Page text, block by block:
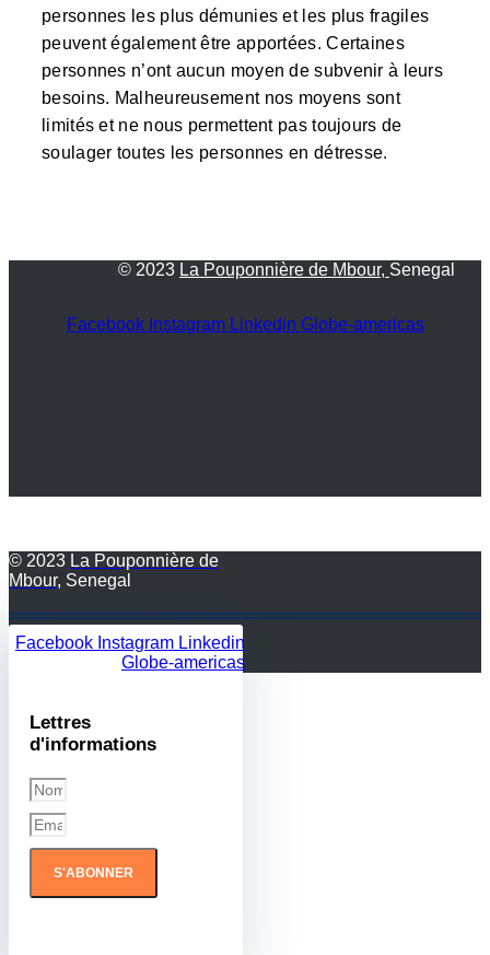
personnes les plus démunies et les plus fragiles
peuvent également être apportées. Certaines
personnes n’ont aucun moyen de subvenir à leurs
besoins. Malheureusement nos moyens sont
limités et ne nous permettent pas toujours de
soulager toutes les personnes en détresse.
© 2023 La Pouponnière de Mbour, Senegal
Facebook Instagram Linkedin Globe-americas
© 2023 La Pouponnière de
Mbour, Senegal
Facebook Instagram Linkedin
Globe-americas
Lettres
d'informations
S'ABONNER